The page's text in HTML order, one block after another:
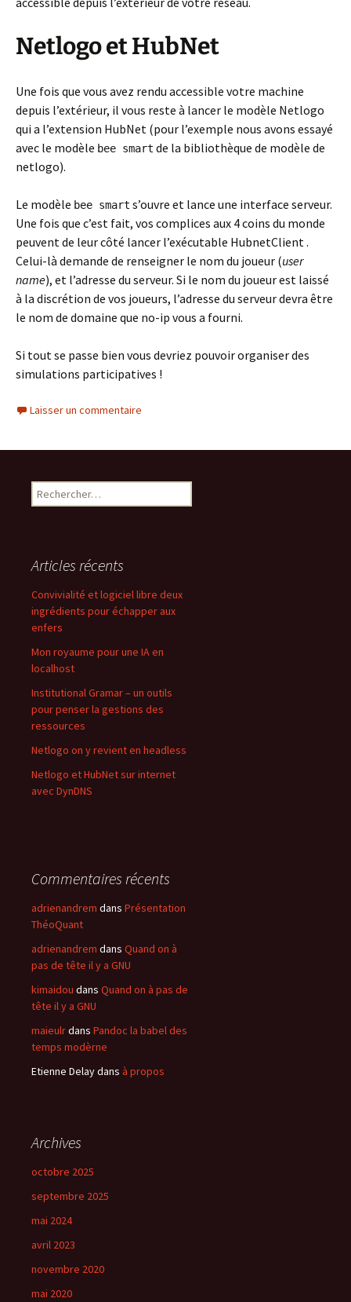
Netlogo et HubNet
Une fois que vous avez rendu accessible votre machine
depuis l’extérieur, il vous reste à lancer le modèle Netlogo
qui a l’extension HubNet (pour l’exemple nous avons essayé
avec le modèle bee smart de la bibliothèque de modèle de
netlogo).
Le modèle bee smart s’ouvre et lance une interface serveur.
Une fois que c’est fait, vos complices aux 4 coins du monde
peuvent de leur côté lancer l’exécutable HubnetClient .
Celui-là demande de renseigner le nom du joueur (user
name), et l’adresse du serveur. Si le nom du joueur est laissé
à la discrétion de vos joueurs, l’adresse du serveur devra être
le nom de domaine que no-ip vous a fourni.
Si tout se passe bien vous devriez pouvoir organiser des
simulations participatives !
Laisser un commentaire
Rechercher :
Articles récents
Convivialité et logiciel libre deux
ingrédients pour échapper aux
enfers
Mon royaume pour une IA en
localhost
Institutional Gramar – un outils
pour penser la gestions des
ressources
Netlogo on y revient en headless
Netlogo et HubNet sur internet
avec DynDNS
Commentaires récents
adrienandrem dans Présentation
ThéoQuant
adrienandrem dans Quand on à
pas de tête il y a GNU
kimaidou dans Quand on à pas de
tête il y a GNU
maieulrdans Pandoc la babel des
temps modèrne
Etienne Delaydans à propos
Archives
octobre 2025
septembre 2025
mai 2024
avril 2023
novembre 2020
mai 2020